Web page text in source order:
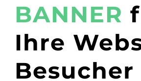
BANNER
Ihre
Besucher